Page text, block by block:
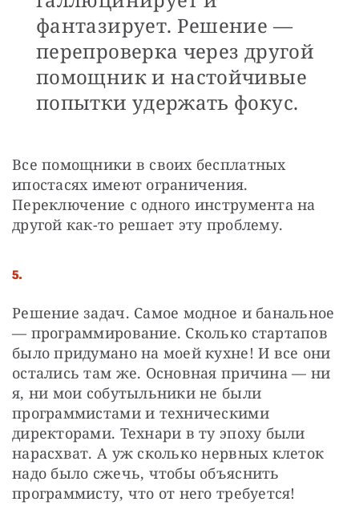
фантазирует. Решение —
перепроверка через другой
помощник и настойчивые
попытки удержать фокус.
Все помощники в своих бесплатных
ипостасях имеют ограничения.
Переключение с одного инструмента на
другой как-то решает эту проблему.
5.
Решение задач. Самое модное и банальное
— программирование. Сколько стартапов
было придумано на моей кухне! И все они
остались там же. Основная причина — ни
я, ни мои собутыльники не были
программистами и техническими
директорами. Технари в ту эпоху были
нарасхват. А уж сколько нервных клеток
надо было сжечь, чтобы объяснить
программисту, что от него требуется!